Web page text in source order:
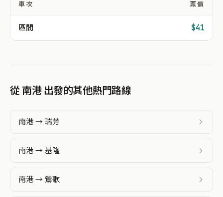
車次 票價
區間 $41
從 南港 出發的其他熱門路線
南港 → 瑞芳
南港 → 基隆
南港 → 鶯歌